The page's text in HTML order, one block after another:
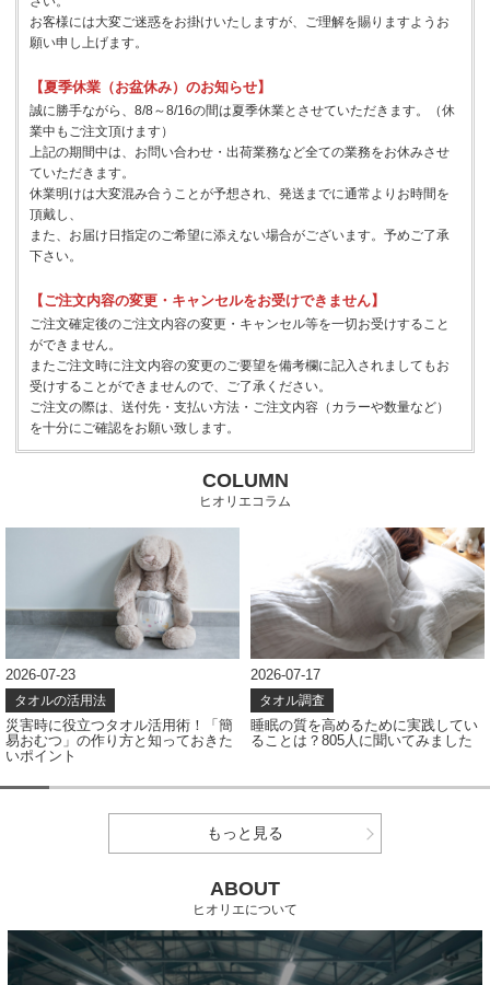
お客様には大変ご迷惑をお掛けいたしますが、ご理解を賜りますようお
願い申し上げます。
【夏季休業（お盆休み）のお知らせ】
誠に勝手ながら、8/8～8/16の間は夏季休業とさせていただきます。（休
業中もご注文頂けます）
上記の期間中は、お問い合わせ・出荷業務など全ての業務をお休みさせ
ていただきます。
休業明けは大変混み合うことが予想され、発送までに通常よりお時間を
頂戴し、
また、お届け日指定のご希望に添えない場合がございます。予めご了承
下さい。
【ご注文内容の変更・キャンセルをお受けできません】
ご注文確定後のご注文内容の変更・キャンセル等を一切お受けすること
ができません。
またご注文時に注文内容の変更のご要望を備考欄に記入されましてもお
受けすることができませんので、ご了承ください。
ご注文の際は、送付先・支払い方法・ご注文内容（カラーや数量など）
を十分にご確認をお願い致します。
COLUMN
ヒオリエコラム
2026-07-23
タオルの活用法
災害時に役立つタオル活用術！「簡
易おむつ」の作り方と知っておきた
いポイント
2026-07-17
タオル調査
睡眠の質を高めるために実践してい
ることは？805人に聞いてみました
もっと見る
ABOUT
ヒオリエについて